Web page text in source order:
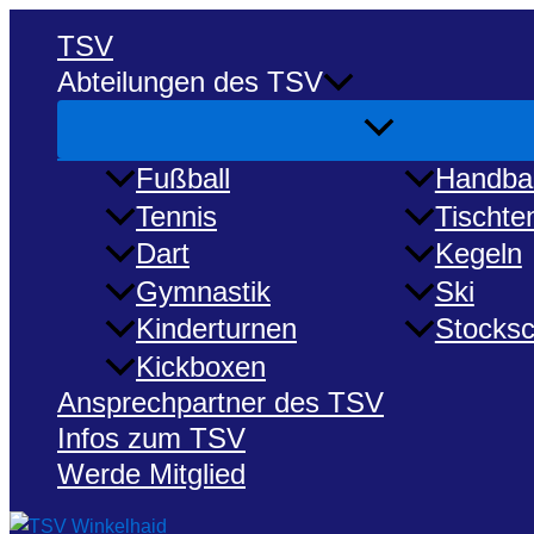
Zum
springen
TSV
Abteilungen des TSV
Menü
Fußball
Tennis
Dart
Kegeln
Gymnastik
Ski
Kinderturnen
Kickboxen
Ansprechpartner des TSV
Infos zum TSV
Werde Mitglied